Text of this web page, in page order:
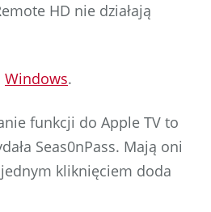
HD nie działają
Windows.
funkcji do Apple TV to
Seas0nPass. Mają oni
kliknięciem doda